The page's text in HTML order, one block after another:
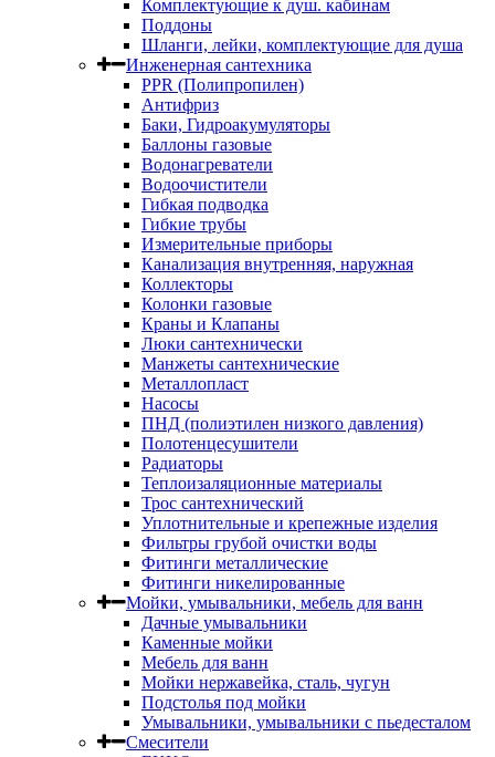
Комплектующие к душ. кабинам
Поддоны
Шланги, лейки, комплектующие для душа
Инженерная сантехника
PPR (Полипропилен)
Антифриз
Баки, Гидроакумуляторы
Баллоны газовые
Водонагреватели
Водоочистители
Гибкая подводка
Гибкие трубы
Измерительные приборы
Канализация внутренняя, наружная
Коллекторы
Колонки газовые
Краны и Клапаны
Люки сантехнически
Манжеты сантехнические
Металлопласт
Насосы
ПНД (полиэтилен низкого давления)
Полотенцесушители
Радиаторы
Теплоизаляционные материалы
Трос сантехнический
Уплотнительные и крепежные изделия
Фильтры грубой очистки воды
Фитинги металлические
Фитинги никелированные
Мойки, умывальники, мебель для ванн
Дачные умывальники
Каменные мойки
Мебель для ванн
Мойки нержавейка, сталь, чугун
Подстолья под мойки
Умывальники, умывальники с пьедесталом
Смесители